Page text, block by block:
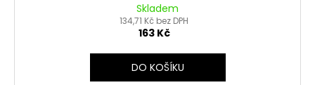
Skladem
134,71 Kč bez DPH
163 Kč
DO KOŠÍKU